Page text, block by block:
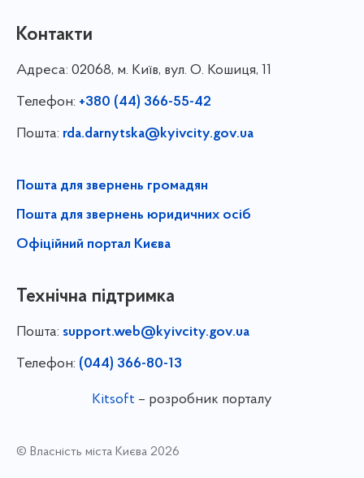
Контакти
Адреса: 02068, м. Київ, вул. О. Кошиця, 11
Телефон: +380 (44) 366-55-42
Пошта: rda.darnytska@kyivcity.gov.ua
Пошта для звернень громадян
Пошта для звернень юридичних осіб
Офіційний портал Києва
Технічна підтримка
Пошта: support.web@kyivcity.gov.ua
Телефон: (044) 366-80-13
Kitsoft – розробник порталу
© Власність міста Києва 2026